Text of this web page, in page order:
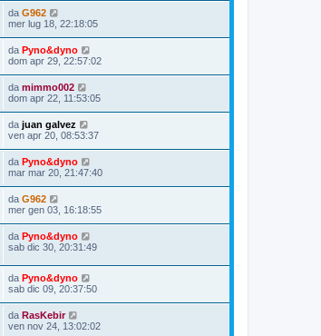
da G962
mer lug 18, 22:18:05
da Pyno&dyno
dom apr 29, 22:57:02
da mimmo002
dom apr 22, 11:53:05
da juan galvez
ven apr 20, 08:53:37
da Pyno&dyno
mar mar 20, 21:47:40
da G962
mer gen 03, 16:18:55
da Pyno&dyno
sab dic 30, 20:31:49
da Pyno&dyno
sab dic 09, 20:37:50
da RasKebir
ven nov 24, 13:02:02